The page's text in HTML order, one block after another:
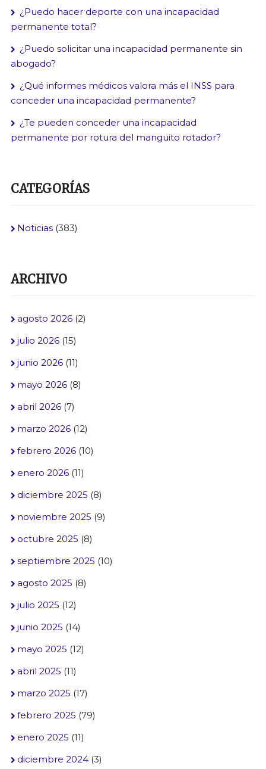
¿Puedo hacer deporte con una incapacidad
permanente total?
¿Puedo solicitar una incapacidad permanente sin
abogado?
¿Qué informes médicos valora más el INSS para
conceder una incapacidad permanente?
¿Te pueden conceder una incapacidad
permanente por rotura del manguito rotador?
CATEGORÍAS
Noticias(383)
ARCHIVO
agosto 2026(2)
julio 2026(15)
junio 2026(11)
mayo 2026(8)
abril 2026(7)
marzo 2026(12)
febrero 2026(10)
enero 2026(11)
diciembre 2025 (8)
noviembre 2025 (9)
octubre 2025 (8)
septiembre 2025 (10)
agosto 2025 (8)
julio 2025 (12)
junio 2025 (14)
mayo 2025 (12)
abril 2025 (11)
marzo 2025 (17)
febrero 2025 (79)
enero 2025 (11)
diciembre 2024(3)